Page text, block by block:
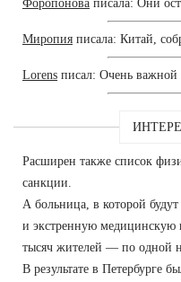
Форопонова писала: Они
Миропия писала: Китай,
Lorens писал: Очень важной
Расширен также список
санкции.
А больница, в которой
и экстренную медицинскую
тысяч жителей — по одной
В результате в Петербурге